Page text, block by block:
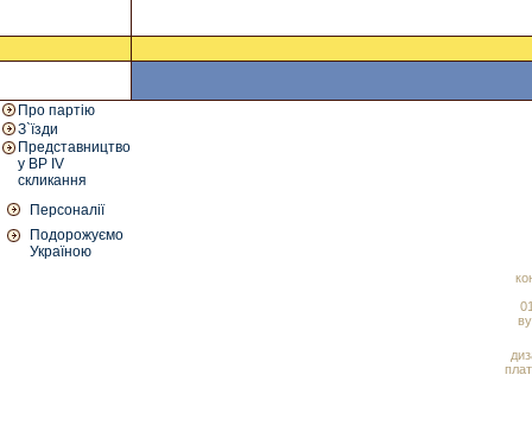
Про партію
З`їзди
Представництво
у ВР IV
скликання
Персоналії
Подорожуємо
Україною